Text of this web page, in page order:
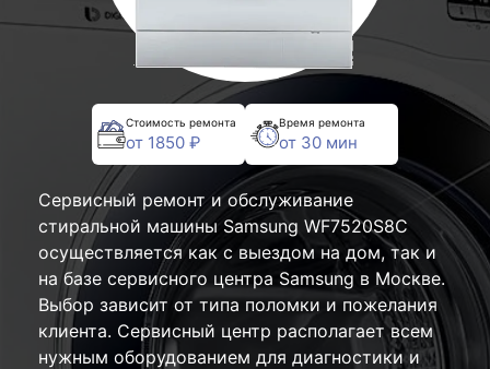
Стоимость ремонта
от 1850 ₽
Время ремонта
от 30 мин
Сервисный ремонт и обслуживание
стиральной машины Samsung WF7520S8C
осуществляется как с выездом на дом, так и
на базе сервисного центра Samsung в Москве.
Выбор зависит от типа поломки и пожелания
клиента. Сервисный центр располагает всем
нужным оборудованием для диагностики и